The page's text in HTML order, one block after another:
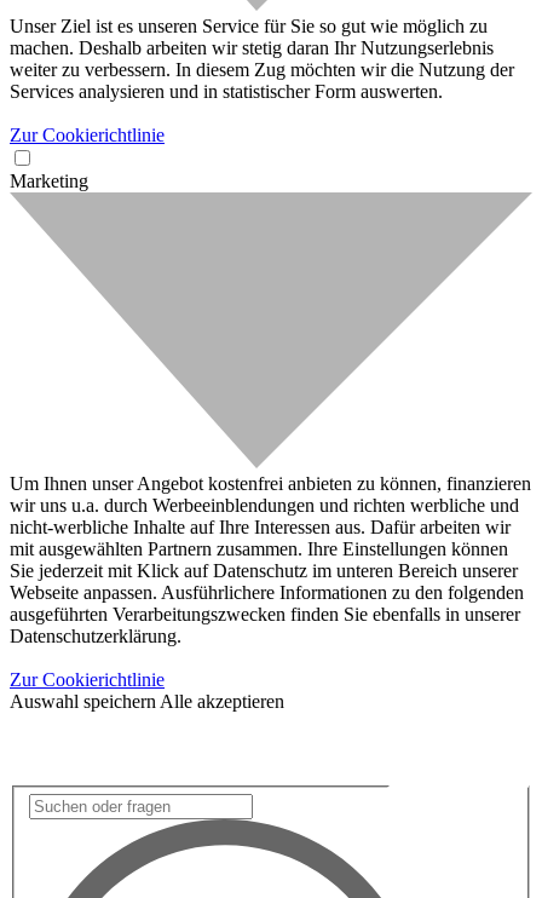
Unser Ziel ist es unseren Service für Sie so gut wie möglich zu
machen. Deshalb arbeiten wir stetig daran Ihr Nutzungserlebnis
weiter zu verbessern. In diesem Zug möchten wir die Nutzung der
Services analysieren und in statistischer Form auswerten.
Zur Cookierichtlinie
Marketing
Um Ihnen unser Angebot kostenfrei anbieten zu können, finanzieren
wir uns u.a. durch Werbeeinblendungen und richten werbliche und
nicht-werbliche Inhalte auf Ihre Interessen aus. Dafür arbeiten wir
mit ausgewählten Partnern zusammen. Ihre Einstellungen können
Sie jederzeit mit Klick auf Datenschutz im unteren Bereich unserer
Webseite anpassen. Ausführlichere Informationen zu den folgenden
ausgeführten Verarbeitungszwecken finden Sie ebenfalls in unserer
Datenschutzerklärung.
Zur Cookierichtlinie
Auswahl speichern Alle akzeptieren